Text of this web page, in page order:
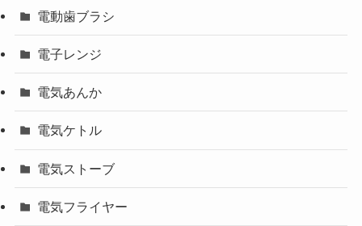
電動歯ブラシ
電子レンジ
電気あんか
電気ケトル
電気ストーブ
電気フライヤー